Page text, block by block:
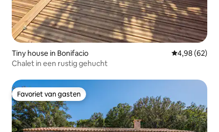
Tiny house in Bonifacio Gemiddelde
4,98 (62)
Chalet in een rustig gehucht
Favoriet van gasten
Favoriet van gasten